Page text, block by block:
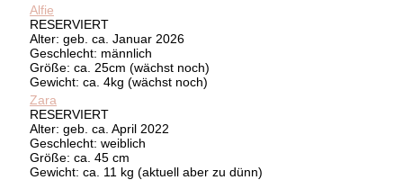
Alfie
RESERVIERT
Alter: geb. ca. Januar 2026
Geschlecht: männlich
Größe: ca. 25cm (wächst noch)
Gewicht: ca. 4kg (wächst noch)
Zara
RESERVIERT
Alter: geb. ca. April 2022
Geschlecht: weiblich
Größe: ca. 45 cm
Gewicht: ca. 11 kg (aktuell aber zu dünn)